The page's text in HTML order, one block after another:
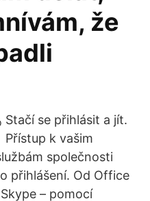
že
Stačí se přihlásit a jít.
Přístup k vašim
společnosti
přihlášení. Od Office
– pomocí